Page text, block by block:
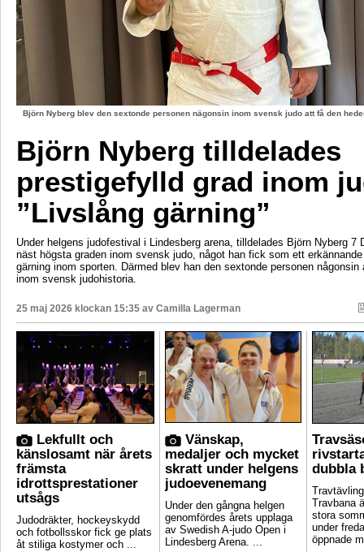
Björn Nyberg blev den sextonde personen nägonsin inom svensk judo att få den
Björn Nyberg tilldelades
prestigefylld grad inom
”Livslång gärning”
Under helgens judofestival i Lindesberg arena, tilldelades Björn Nyberg 7
näst högsta graden inom svensk judo, något han fick som ett
gärning inom sporten. Därmed blev han den sextonde personen
inom svensk judohistoria.
25 maj 2026 klockan 15:35 av Camilla Lagerman
Lekfullt och
känslosamt när årets
främsta
idrottsprestationer
utsågs
Judodräkter, hockeyskydd
och fotbollsskor fick ge plats
åt stiliga kostymer och ...
Vänskap,
medaljer och mycket
skratt under helgens
judoevenemang
Under den gångna helgen
genomfördes årets upplaga
av Swedish A-judo Open i
Lindesberg Arena. ...
dubbla
Travbana
stora
under
öppnade